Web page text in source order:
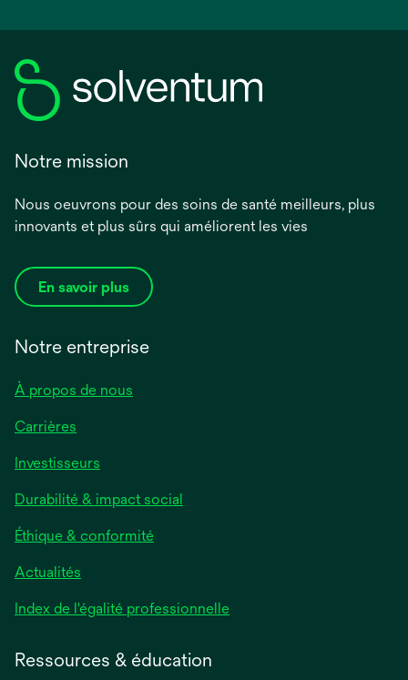
Notre mission
Nous oeuvrons pour des soins de santé meilleurs, plus
innovants et plus sûrs qui améliorent les vies
En savoir plus
Notre entreprise
À propos de nous
Carrières
Investisseurs
Durabilité & impact social
Éthique & conformité
Actualités
Index de l'égalité professionnelles’ouvre
Ressources & éducation